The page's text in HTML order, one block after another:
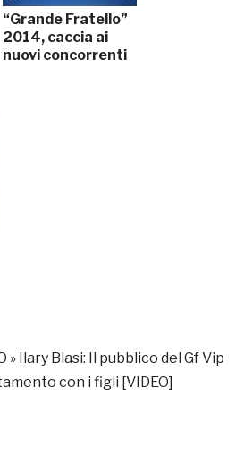
“Grande Fratello”
2014, caccia ai
nuovi concorrenti
» Ilary Blasi: Il pubblico del Gf Vip
con i figli [VIDEO]